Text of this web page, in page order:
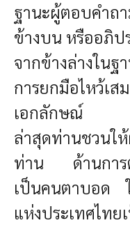
ฐานะผู้ตอบคำถ
ข้างบน หรืออภิป
จากข้างล่างใน
การยกมือไหว้เ
เอกลักษณ์
ล่าสุดท่านชวนใ
ท่าน ด้านการต้
เป็นคนตาบอด
แห่งประเทศไทย